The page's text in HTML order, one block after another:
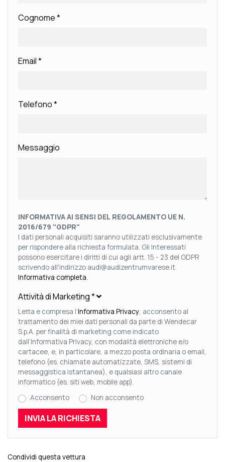
Cognome*
Email*
Telefono*
Messaggio
INFORMATIVA AI SENSI DEL REGOLAMENTO UE N.
2016/679 "GDPR"
I dati personali acquisiti saranno utilizzati esclusivamente
per rispondere alla richiesta formulata. Gli Interessati
possono esercitare i diritti di cui agli artt. 15 - 23 del GDPR
scrivendo all'indirizzo audi@audizentrumvarese.it.
Informativa completa.
Attività di Marketing*
Letta e compresa l’Informativa Privacy, acconsento al
trattamento dei miei dati personali da parte di Wendecar
S.p.A. per finalità di marketing come indicato
dall’Informativa Privacy, con modalità elettroniche e/o
cartacee, e, in particolare, a mezzo posta ordinaria o email,
telefono (es. chiamate automatizzate, SMS, sistemi di
messaggistica istantanea), e qualsiasi altro canale
informatico (es. siti web, mobile app).
Acconsento
Non acconsento
Condividi questa vettura